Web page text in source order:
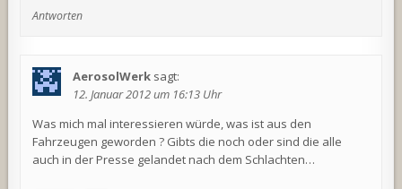
Antworten
AerosolWerk sagt:
12. Januar 2012 um 16:13 Uhr
Was mich mal interessieren würde, was ist aus den
Fahrzeugen geworden ? Gibts die noch oder sind die alle
auch in der Presse gelandet nach dem Schlachten…